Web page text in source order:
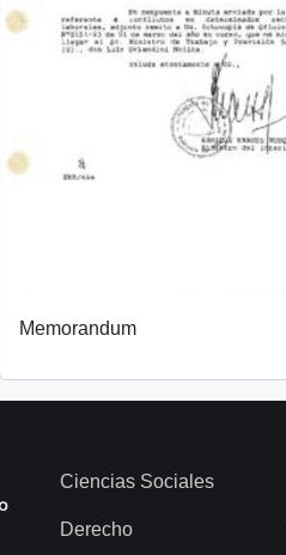
Memorandum
Ciencias Sociales
Derecho